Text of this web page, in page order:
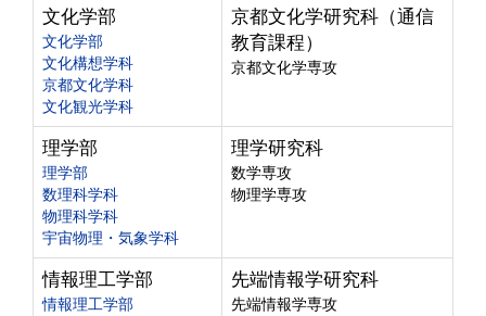
文化学部
文化学部
文化構想学科
京都文化学科
文化観光学科
京都文化学研究科（通信
教育課程）
京都文化学専攻
理学部
理学部
数理科学科
物理科学科
宇宙物理・気象学科
理学研究科
数学専攻
物理学専攻
情報理工学部
情報理工学部
先端情報学研究科
先端情報学専攻